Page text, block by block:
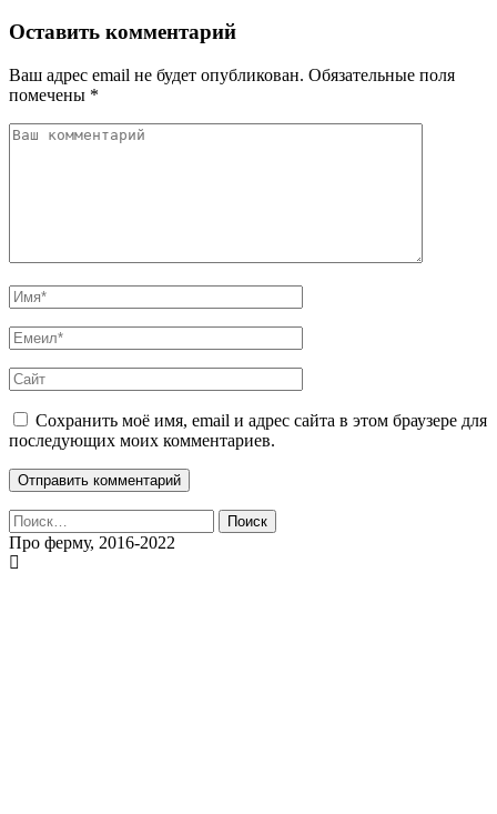
Оставить комментарий
Ваш адрес email не будет опубликован. Обязательные поля
помечены *
Сохранить моё имя, email и адрес сайта в этом браузере для
последующих моих комментариев.
Найти:
Про ферму, 2016-2022